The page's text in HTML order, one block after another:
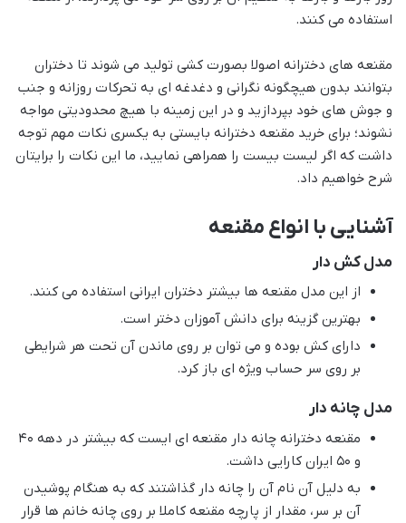
استفاده می کنند.
مقنعه های دخترانه اصولا بصورت کشی تولید می شوند تا دختران
بتوانند بدون هیچگونه نگرانی و دغدغه ای به تحرکات روزانه و جنب
و جوش های خود بپردازید و در این زمینه با هیچ محدودیتی مواجه
نشوند؛ برای خرید مقنعه دخترانه بایستی به یکسری نکات مهم توجه
داشت که اگر لیست بیست را همراهی نمایید، ما این نکات را برایتان
شرح خواهیم داد.
آشنایی با انواع مقنعه
مدل کش دار
از این مدل مقنعه ها بیشتر دختران ایرانی استفاده می کنند.
بهترین گزینه برای دانش آموزان دختر است.
دارای کش بوده و می توان بر روی ماندن آن تحت هر شرایطی
بر روی سر حساب ویژه ای باز کرد.
مدل چانه دار
مقنعه دخترانه چانه دار مقنعه ای ایست که بیشتر در دهه 40
و 50 ایران کارایی داشت.
به دلیل آن نام آن را چانه دار گذاشتند که به هنگام پوشیدن
آن بر سر، مقدار از پارچه مقنعه کاملا بر روی چانه خانم ها قرار